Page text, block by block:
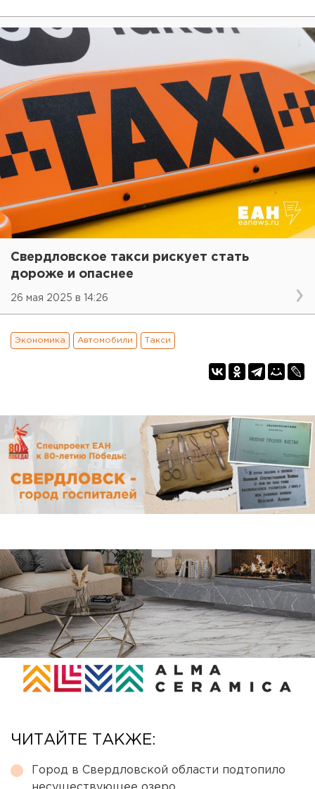
Свердловское такси рискует стать
дороже и опаснее
26 мая 2025 в 14:26
Экономика Автомобили Такси
ЧИТАЙТЕ ТАКЖЕ:
Город в Свердловской области подтопило